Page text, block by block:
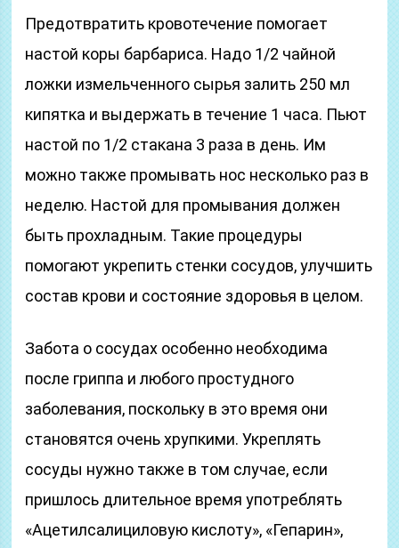
Предотвратить кровотечение помогает
настой коры барбариса. Надо 1/2 чайной
ложки измельченного сырья залить 250 мл
кипятка и выдержать в течение 1 часа. Пьют
настой по 1/2 стакана 3 раза в день. Им
можно также промывать нос несколько раз в
неделю. Настой для промывания должен
быть прохладным. Такие процедуры
помогают укрепить стенки сосудов, улучшить
состав крови и состояние здоровья в целом.
Забота о сосудах особенно необходима
после гриппа и любого простудного
заболевания, поскольку в это время они
становятся очень хрупкими. Укреплять
сосуды нужно также в том случае, если
пришлось длительное время употреблять
«Ацетилсалициловую кислоту», «Гепарин»,